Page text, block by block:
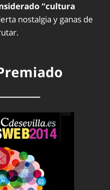
“cultura
nostalgia y ganas de